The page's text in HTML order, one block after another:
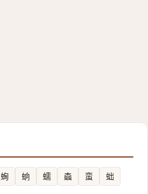
蜔 䖮 蠕 螙 蛮
䖦